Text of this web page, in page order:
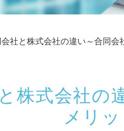
社と株式会社の違い～合同会
株式会社の
メリ